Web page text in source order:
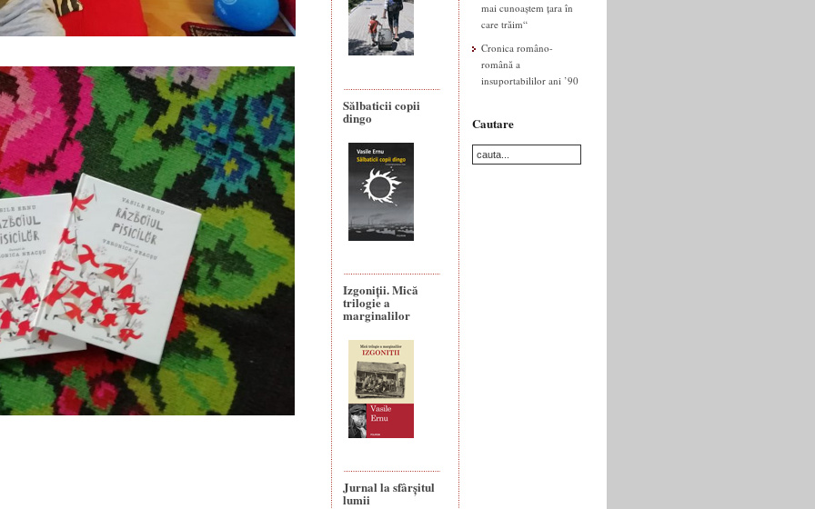
Sălbaticii copii
dingo
Izgoniții. Mică
trilogie a
marginalilor
Jurnal la sfârșitul
lumii
mai cunoaștem țara în
care trăim“
Cronica româno-
română a
insuportabililor ani ’90
Cautare